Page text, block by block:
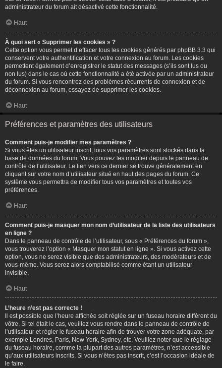
administrateur du forum ait désactivé cette fonctionnalité.
Haut
À quoi sert « Supprimer les cookies » ?
Cette option vous permet d’effacer tous les cookies générés par phpBB 3.3 qui
conservent votre authentification et votre connexion au forum. Les cookies
permettent également d’enregistrer le statut des messages (s’ils sont lus ou
non lus) dans le cas où cette fonctionnalité a été activée par un administrateur
du forum. Si vous rencontrez des problèmes récurrents de connexion et de
déconnexion au forum, essayez de supprimer les cookies.
Haut
Préférences et paramètres des utilisateurs
Comment puis-je modifier mes paramètres ?
Si vous êtes un utilisateur inscrit, tous vos paramètres sont stockés dans la
base de données du forum. Vous pouvez les modifier depuis le panneau de
contrôle de l’utilisateur. Le lien vers ce dernier se trouve généralement en
cliquant sur votre nom d’utilisateur situé en haut des pages du forum. Ce
système vous permettra de modifier tous vos paramètres et toutes vos
préférences.
Haut
Comment puis-je masquer mon nom d’utilisateur de la liste des utilisateurs
en ligne ?
Dans le panneau de contrôle de l’utilisateur, sous « Préférences du forum »,
vous trouverez l’option « Masquer mon statut en ligne ». Si vous activez cette
option, vous ne serez visible que des administrateurs, des modérateurs et de
vous-même. Vous serez alors comptabilisé comme étant un utilisateur
invisible.
Haut
L’heure n’est pas correcte !
Il est possible que l’heure affichée soit réglée sur un fuseau horaire différent du
vôtre. Si tel était le cas, veuillez vous rendre dans le panneau de contrôle de
l’utilisateur et régler le fuseau horaire afin de trouver votre zone adéquate, par
exemple Londres, Paris, New York, Sydney, etc. Veuillez noter que le réglage
du fuseau horaire, comme la plupart des autres paramètres, n’est accessible
qu’aux utilisateurs inscrits. Si vous n’êtes pas inscrit, c’est l’occasion idéale de
le faire.